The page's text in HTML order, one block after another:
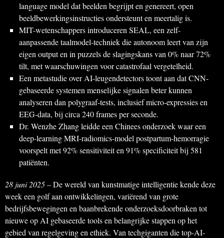
language model dat beelden begrijpt en genereert, open
beeldbewerkingsinstructies ondersteunt en meertalig is.
MIT-wetenschappers introduceren SEAL, een zelf-
aanpassende taalmodel-techniek die autonoom leert van zijn
eigen output en in puzzels de slagingskans van 0% naar 72%
tilt, met waarschuwingen voor catastrofaal vergetelheid.
Een metastudie over AI-leugendetectors toont aan dat CNN-
gebaseerde systemen menselijke signalen beter kunnen
analyseren dan polygraaf-tests, inclusief micro-expressies en
EEG-data, bij circa 240 frames per seconde.
Dr. Wenzhe Zhang leidde een Chinees onderzoek waar een
deep-learning MRI-radiomics-model postpartum-hemorragie
voorspelt met 92% sensitiviteit en 91% specificiteit bij 581
patiënten.
28 juni 2025– De wereld van kunstmatige intelligentie kende deze
week een golf aan ontwikkelingen, variërend van grote
bedrijfsbewegingen en baanbrekende onderzoeksdoorbraken tot
nieuwe op AI gebaseerde tools en belangrijke stappen op het
gebied van regelgeving en ethiek. Van techgiganten die top-AI-